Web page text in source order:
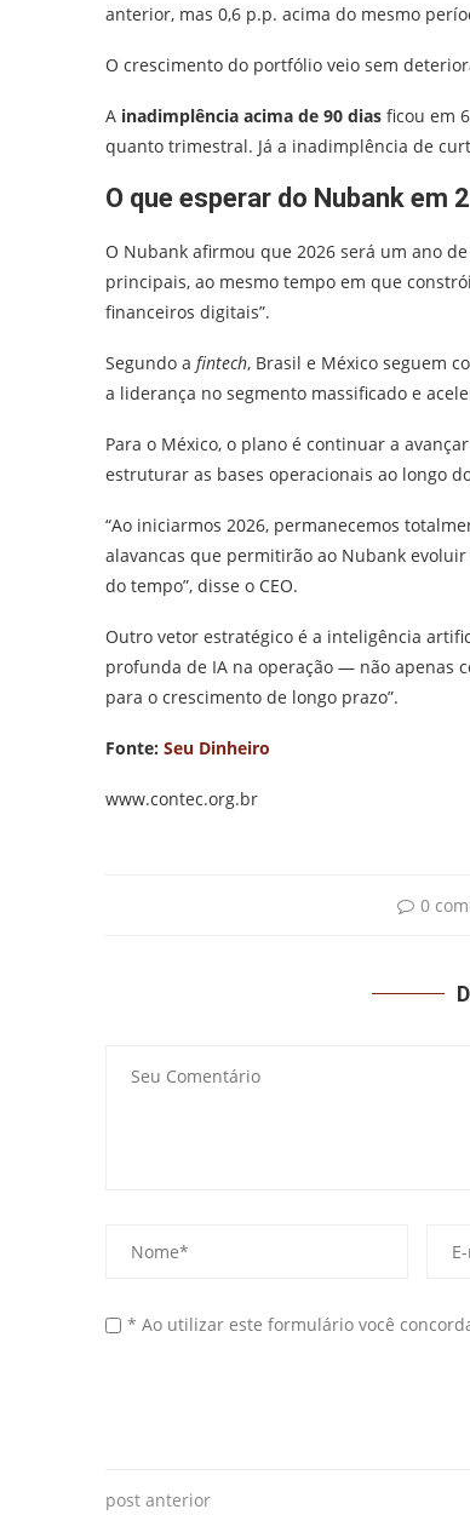
anterior, mas 0,6 p.p. acima do mesmo
O crescimento do portfólio veio sem
A inadimplência acima de 90 dias ficou em
quanto trimestral. Já a inadimplência de
O que esperar do Nubank em
O Nubank afirmou que 2026 será um ano
principais, ao mesmo tempo em que
financeiros digitais”.
Segundo a fintech, Brasil e México seguem
a liderança no segmento massificado e
Para o México, o plano é continuar a
estruturar as bases operacionais ao longo
“Ao iniciarmos 2026, permanecemos
alavancas que permitirão ao Nubank
do tempo”, disse o CEO.
Outro vetor estratégico é a inteligência
profunda de IA na operação — não apenas
para o crescimento de longo prazo”.
Fonte: Seu Dinheiro
www.contec.org.br
0
* Ao utilizar este formulário você
post anterior